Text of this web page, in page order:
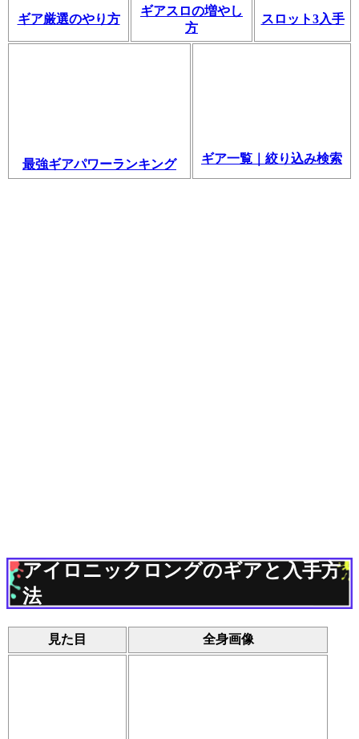
ギア厳選のやり方
ギアスロの増やし
方
スロット3入手
最強ギアパワーランキング ギア一覧｜絞り込み検索
アイロニックロングのギアと入手方
法
見た目 全身画像